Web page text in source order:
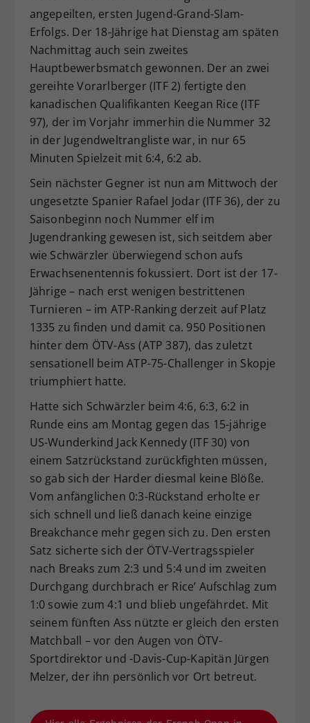
angepeilten, ersten Jugend-Grand-Slam-
Erfolgs. Der 18-Jährige hat Dienstag am späten
Nachmittag auch sein zweites
Hauptbewerbsmatch gewonnen. Der an zwei
gereihte Vorarlberger (ITF 2) fertigte den
kanadischen Qualifikanten Keegan Rice (ITF
97), der im Vorjahr immerhin die Nummer 32
in der Jugendweltrangliste war, in nur 65
Minuten Spielzeit mit 6:4, 6:2 ab.
Sein nächster Gegner ist nun am Mittwoch der
ungesetzte Spanier Rafael Jodar (ITF 36), der zu
Saisonbeginn noch Nummer elf im
Jugendranking gewesen ist, sich seitdem aber
wie Schwärzler überwiegend schon aufs
Erwachsenentennis fokussiert. Dort ist der 17-
Jährige – nach erst wenigen bestrittenen
Turnieren – im ATP-Ranking derzeit auf Platz
1335 zu finden und damit ca. 950 Positionen
hinter dem ÖTV-Ass (ATP 387), das zuletzt
sensationell beim ATP-75-Challenger in Skopje
triumphiert hatte.
Hatte sich Schwärzler beim 4:6, 6:3, 6:2 in
Runde eins am Montag gegen das 15-jährige
US-Wunderkind Jack Kennedy (ITF 30) von
einem Satzrückstand zurückfighten müssen,
so gab sich der Harder diesmal keine Blöße.
Vom anfänglichen 0:3-Rückstand erholte er
sich schnell und ließ danach keine einzige
Breakchance mehr gegen sich zu. Den ersten
Satz sicherte sich der ÖTV-Vertragsspieler
nach Breaks zum 2:3 und 5:4 und im zweiten
Durchgang durchbrach er Rice’ Aufschlag zum
1:0 sowie zum 4:1 und blieb ungefährdet. Mit
seinem fünften Ass nützte er gleich den ersten
Matchball – vor den Augen von ÖTV-
Sportdirektor und -Davis-Cup-Kapitän Jürgen
Melzer, der ihn persönlich vor Ort betreut.
Zweck
Dieser Wert speichert Ihre Consent-
Einstellungen. Unter anderem eine
zufällig generierte ID, für die
historische Speicherung Ihrer
vorgenommen Einstellungen, falls der
Webseiten-Betreiber dies eingestellt
hat.